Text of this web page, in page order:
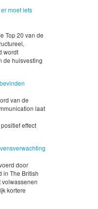
moet iets
Top 20 van de
wordt
de huisvesting
van de
laat
effect
door
in The British
volwassenen
kortere